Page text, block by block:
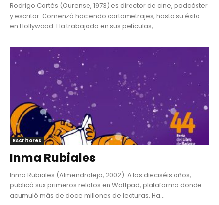
Rodrigo Cortés (Ourense, 1973) es director de cine, podcáster
y escritor. Comenzó haciendo cortometrajes, hasta su éxito
en Hollywood. Ha trabajado en sus películas,...
Escritores
Inma Rubiales
Inma Rubiales (Almendralejo, 2002). A los dieciséis años,
publicó sus primeros relatos en Wattpad, plataforma donde
acumuló más de doce millones de lecturas. Ha...